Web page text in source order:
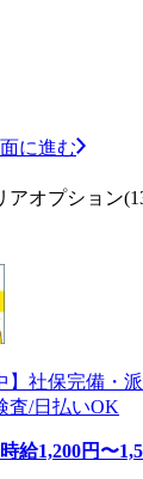
に進む
アオプション
】社保完備・
査/日払いOK
時給1,200円〜